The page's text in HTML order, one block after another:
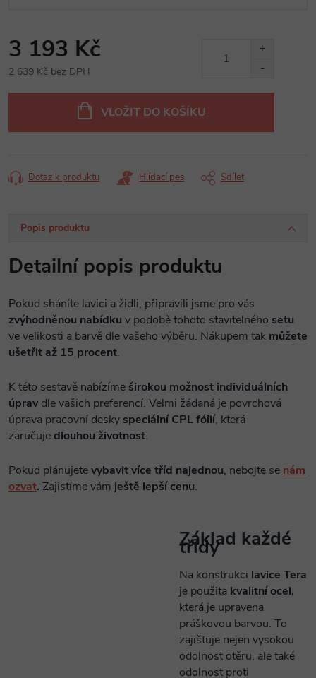
3 193 Kč
2 639 Kč bez DPH
VLOŽIT DO KOŠÍKU
Dotaz k produktu Hlídací pes Sdílet
Popis produktu
Detailní popis produktu
Pokud sháníte lavici a židli, připravili jsme pro vás
zvýhodněnou nabídku v podobě tohoto stavitelného setu
ve velikosti a barvě dle vašeho výběru. Nákupem tak můžete
ušetřit až 15 procent.
K této sestavě nabízíme širokou možnost individuálních
úprav dle vašich preferencí. Velmi žádaná je povrchová
úprava pracovní desky speciální CPL fólií, která
zaručujedlouhou životnost.
Pokud plánujetevybavit více tříd najednou, nebojte se nám
ozvat. Zajistíme vám ještě lepší cenu.
Základ každé
třídy
Na konstrukci lavice Tera
je použita kvalitní ocel,
která je upravena
práškovou barvou. To
zajišťuje nejen vysokou
odolnost otěru, ale také
odolnost proti